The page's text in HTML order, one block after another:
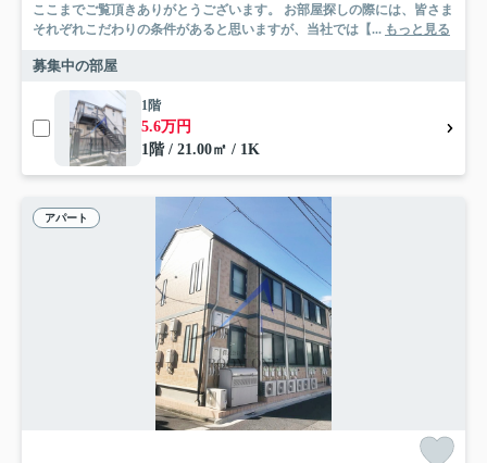
ここまでご覧頂きありがとうございます。 お部屋探しの際には、皆さま
それぞれこだわりの条件があると思いますが、当社では【... もっと見る
募集中の部屋
1階
5.6万円
1階 / 21.00㎡ / 1K
アパート